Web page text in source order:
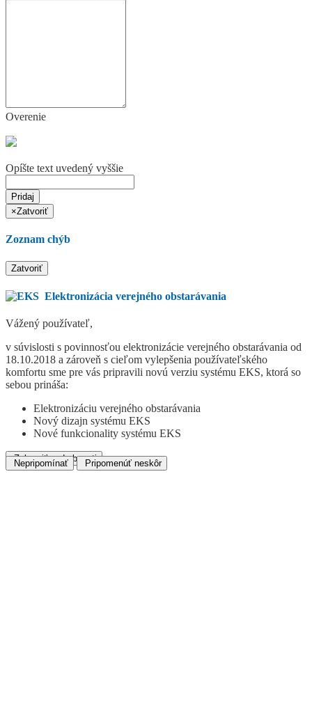
Overenie
Opíšte text uvedený vyššie
Pridaj
×Zatvoriť
Zoznam chýb
Zatvoriť
Elektronizácia verejného obstarávania
Vážený používateľ,
v súvislosti s povinnosťou elektronizácie verejného obstarávania od
18.10.2018 a zároveň s cieľom vylepšenia používateľského
komfortu sme pre vás pripravili novú verziu systému EKS, ktorá so
sebou prináša:
Elektronizáciu verejného obstarávania
Nový dizajn systému EKS
Nové funkcionality systému EKS
Zobraziť podrobnosti
Nepripomínať Pripomenúť neskôr